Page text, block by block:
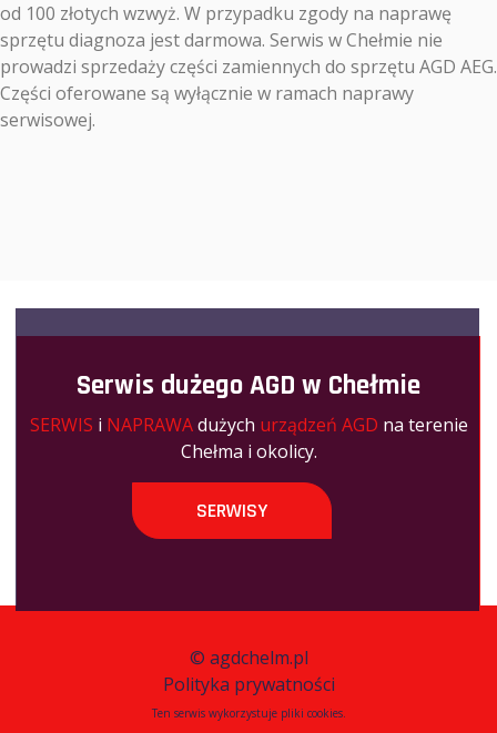
od 100 złotych wzwyż. W przypadku zgody na naprawę
sprzętu diagnoza jest darmowa. Serwis w Chełmie nie
prowadzi sprzedaży części zamiennych do sprzętu AGD AEG.
Części oferowane są wyłącznie w ramach naprawy
serwisowej.
Serwis dużego AGD w Chełmie
SERWIS i NAPRAWAdużych urządzeń AGD na terenie
Chełma i okolicy.
SERWISY
© agdchelm.pl
Polityka prywatności
Ten serwis wykorzystuje pliki cookies.